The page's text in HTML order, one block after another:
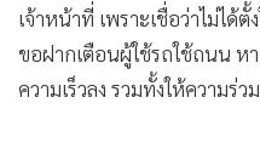
เจ้าหน้าที่ เพราะเชื่อว่าไม่ได้
ขอฝากเตือนผู้ใช้รถใช้ถนน ห
ความเร็วลง รวมทั้งให้ความร่